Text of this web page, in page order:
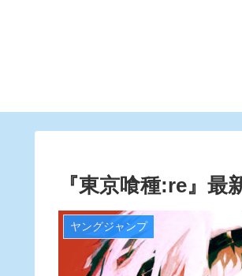
『東京喰種:re』
ヤングジャンプ